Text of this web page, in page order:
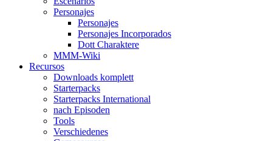
Personajes
Personajes
Personajes Incorporados
Dott Charaktere
MMM-Wiki
Recursos
Downloads komplett
Starterpacks
Starterpacks International
nach Episoden
Tools
Verschiedenes